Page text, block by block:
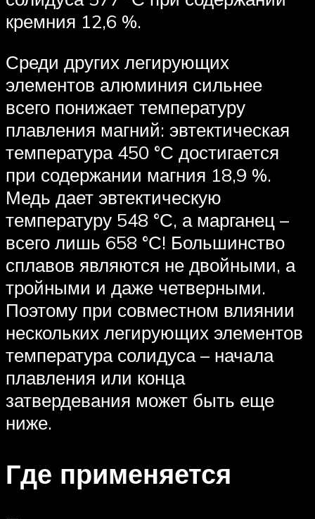
кремния 12,6 %.
Среди других легирующих
элементов алюминия сильнее
всего понижает температуру
плавления магний: эвтектическая
температура 450 °С достигается
при содержании магния 18,9 %.
Медь дает эвтектическую
температуру 548 °С, а марганец –
всего лишь 658 °С! Большинство
сплавов являются не двойными, а
тройными и даже четверными.
Поэтому при совместном влиянии
нескольких легирующих элементов
температура солидуса – начала
плавления или конца
затвердевания может быть еще
ниже.
Где применяется